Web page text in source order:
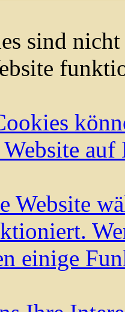
sind
auf
Website
einige